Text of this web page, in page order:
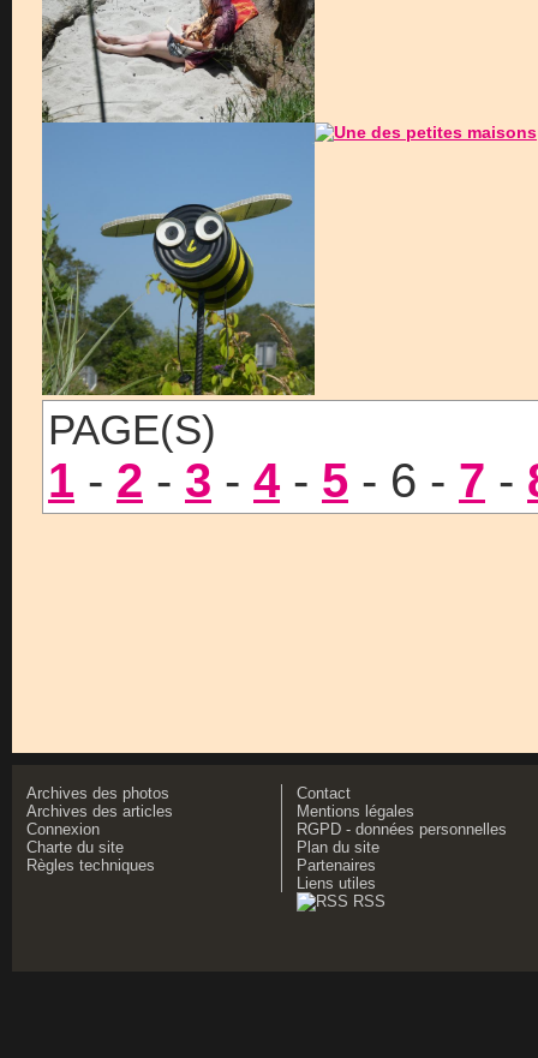
PAGE(S)
1 - 2 - 3 - 4 - 5 - 6 - 7 -
Archives des photos
Archives des articles
Connexion
Charte du site
Règles techniques
Contact
Mentions légales
RGPD - données personnelles
Plan du site
Partenaires
Liens utiles
RSS